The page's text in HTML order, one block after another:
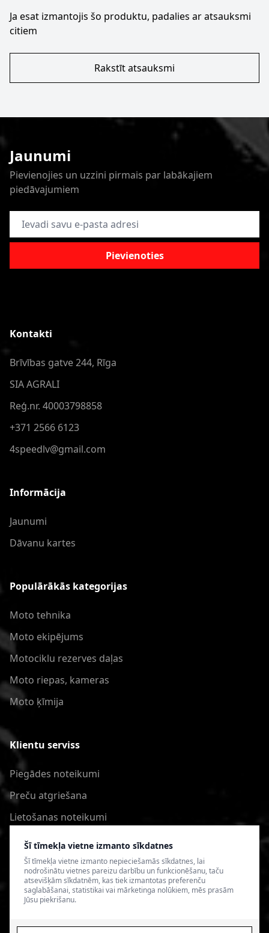
Šī tīmekļa vietne izmanto sīkdatnes
Šī tīmekļa vietne izmanto nepieciešamās sīkdatnes, lai
nodrošinātu vietnes pareizu darbību un funkcionēšanu, taču
atsevišķām sīkdatnēm, kas tiek izmantotas preferenču
saglabāšanai, statistikai vai mārketinga nolūkiem, mēs prasām
Jūsu piekrišanu.
Ja esat izmantojis šo produktu, padalies ar atsauksmi
citiem
Rakstīt atsauksmi
Jaunumi
Pievienojies un uzzini pirmais par labākajiem
piedāvajumiem
E-pasta adrese
Pievienoties
Kontakti
Brīvības gatve 244, Rīga
SIA AGRALI
Reģ.nr. 40003798858
+371 2566 6123
4speedlv@gmail.com
Informācija
Jaunumi
Dāvanu kartes
Populārākās kategorijas
Moto tehnika
Moto ekipējums
Motociklu rezerves daļas
Moto riepas, kameras
Moto ķīmija
Klientu serviss
Piegādes noteikumi
Preču atgriešana
Lietošanas noteikumi
Privātuma politika